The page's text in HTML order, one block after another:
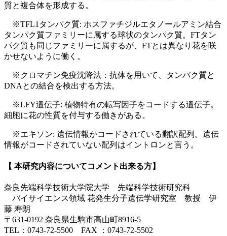
質と複合体を形成する。
※TFL1タンパク質: ホスファチジルエタノールアミン結合
タンパク質ファミリーに属する球状のタンパク質。FTタン
パク質も同じファミリーに属するが、FTとは異なり花を咲
かせないように働く。
※クロマチン免疫沈降法 ：抗体を用いて、タンパク質と
DNAとの結合を検出する方法。
※LFY遺伝子: 植物特有の転写因子をコードする遺伝子。
細胞に花の性質を付与する働きがある。
※エキソン: 遺伝情報がコードされている翻訳配列。遺伝
情報がコードされていない配列はイントロンと言う。
【 本研究内容についてコメント出来る方】
奈良先端科学技術大学院大学 先端科学技術研究科
バイサイエンス領域 花発生分子遺伝学研究室 教授 伊
藤 寿朗
〒631-0192 奈良県生駒市高山町8916-5
TEL：0743-72-5500 FAX ：0743-72-5502